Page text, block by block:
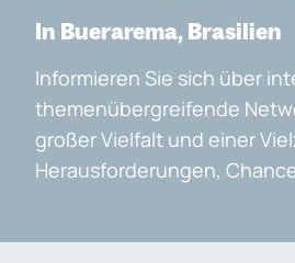
In Buerarema, Brasilien
Informieren Sie sich über
themenübergreifende
großer Vielfalt und einer
Herausforderungen,